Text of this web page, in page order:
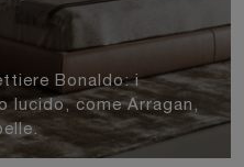
Bonaldo: i
lucido, come Arragan,